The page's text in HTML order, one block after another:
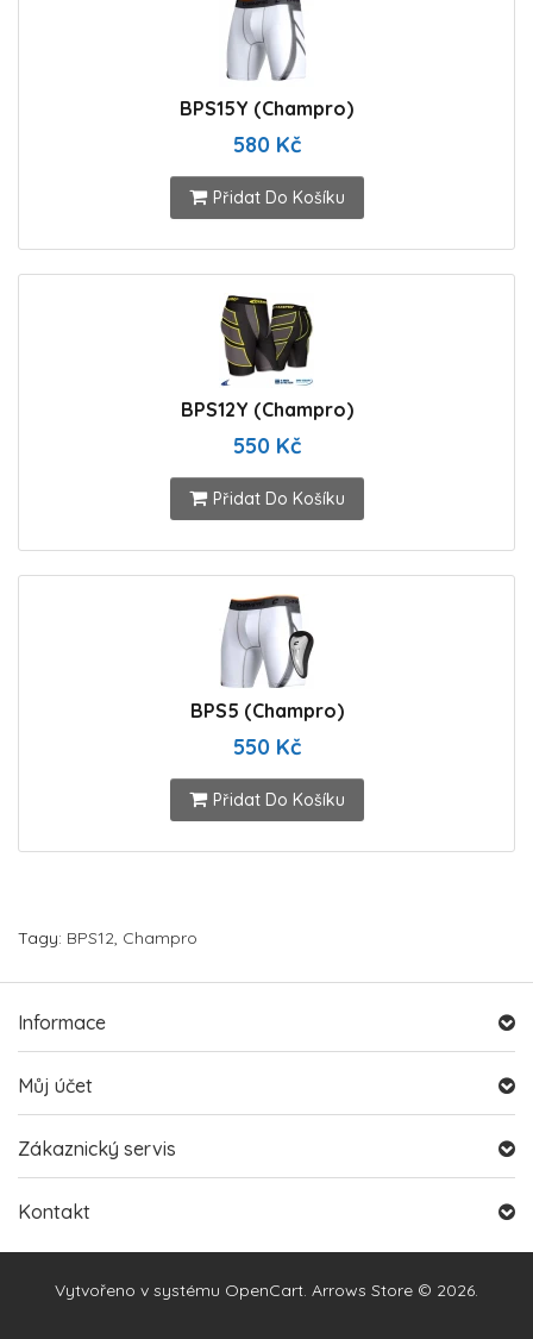
BPS15Y (Champro)
580 Kč
Přidat Do Košíku
BPS12Y (Champro)
550 Kč
Přidat Do Košíku
BPS5 (Champro)
550 Kč
Přidat Do Košíku
Tagy: BPS12, Champro
Informace
Můj účet
Zákaznický servis
Kontakt
Vytvořeno v systému OpenCart. Arrows Store © 2026.